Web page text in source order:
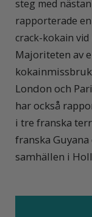
steg med
rapporterade
crack-kokain
Majoriteten av
London och
har också
i tre franska
franska
samhällen i